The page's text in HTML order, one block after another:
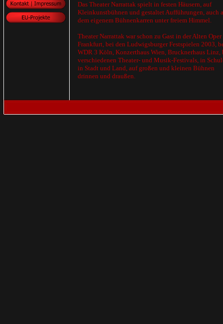
Das Theater Narrattak spielt in festen Häusern, auf
Kleinkunstbühnen und gestaltet Aufführungen, auch
dem eigenem Bühnenkarren unter freiem Himmel.
Theater Narrattak war schon zu Gast in der Alten Oper
Frankfurt, bei den Ludwigsburger Festspielen 2003,
WDR 3 Köln, Konzerthaus Wien, Brucknerhaus Linz,
verschiedenen Theater- und Musik-Festivals, in
in Stadt und Land, auf großen und kleinen Bühnen
drinnen und draußen.